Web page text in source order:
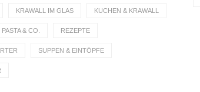
KRAWALL IM GLAS KUCHEN & KRAWALL
PASTA & CO. REZEPTE
SUPPEN & EINTÖPFE